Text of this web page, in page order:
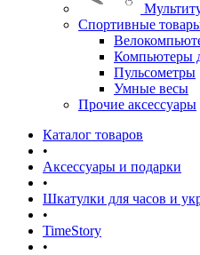
Спортивные
Компьютеры
Пульсометры
Умные весы
Прочие аксессуары
Каталог товаров
•
Аксессуары и подарки
•
Шкатулки для часов и
•
TimeStory
•